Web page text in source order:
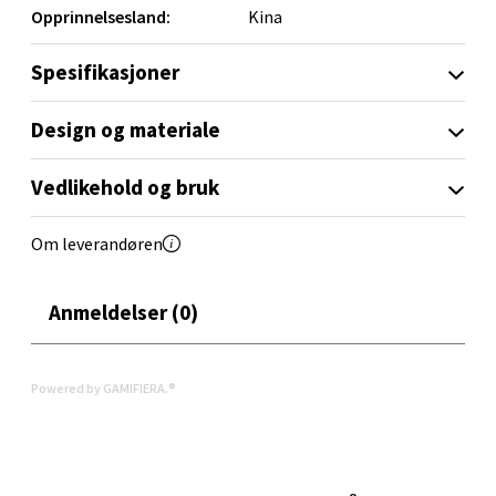
Opprinnelsesland: Kina
Spesifikasjoner
Design og materiale
Vedlikehold og bruk
Om leverandøren
Anmeldelser (0)
Powered by GAMIFIERA.®
0 i butikk
Orkanger - Thon Senter Orkanger
Thon Senter Orkanger, Orkdalsveien 113, 7300
Åpent i dag 09-18